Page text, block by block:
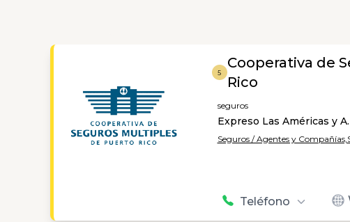
5
Cooperativa de
Rico
seguros
Expreso Las Américas y
Seguros / Agentes y Compañías,
Teléfono